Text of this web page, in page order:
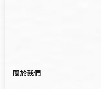
關於我們